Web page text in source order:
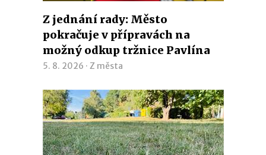
Z jednání rady: Město
pokračuje v přípravách na
možný odkup tržnice Pavlína
5. 8. 2026 · Z města